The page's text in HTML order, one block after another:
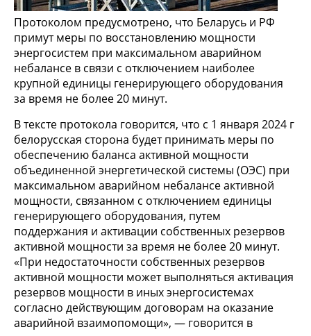
Протоколом предусмотрено, что Беларусь и РФ
примут меры по восстановлению мощности
энергосистем при максимальном аварийном
небалансе в связи с отключением наиболее
крупной единицы генерирующего оборудования
за время не более 20 минут.
В тексте протокола говорится, что с 1 января 2024 г
белорусская сторона будет принимать меры по
обеспечению баланса активной мощности
объединенной энергетической системы (ОЭС) при
максимальном аварийном небалансе активной
мощности, связанном с отключением единицы
генерирующего оборудования, путем
поддержания и активации собственных резервов
активной мощности за время не более 20 минут.
«При недостаточности собственных резервов
активной мощности может выполняться активация
резервов мощности в иных энергосистемах
согласно действующим договорам на оказание
аварийной взаимопомощи», — говорится в